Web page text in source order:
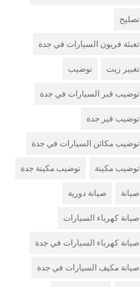
تصليح
تعبئة فريون السيارات في جدة
تغيير زيت توضيب
توضيب قير السيارات في جدة
توضيب قير جدة
توضيب مكائن السيارات في جدة
توضيب مكينة توضيب مكينة جدة
صيانة صيانة دورية
صيانة كهرباء السيارات
صيانة كهرباء السيارات في جدة
صيانة مكيف السيارات في جدة